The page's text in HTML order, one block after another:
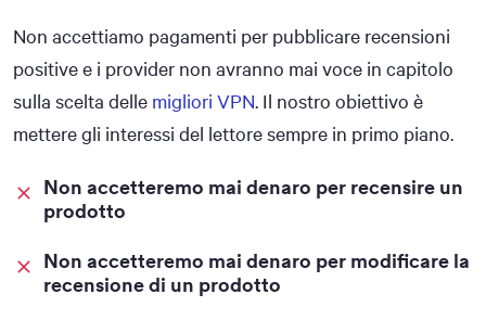
Non accettiamo pagamenti per pubblicare recensioni
positive e i provider non avranno mai voce in capitolo
sulla scelta delle migliori VPN. Il nostro obiettivo è
mettere gli interessi del lettore sempre in primo piano.
Non accetteremo mai denaro per recensire un
prodotto
Non accetteremo mai denaro per modificare la
recensione di un prodotto